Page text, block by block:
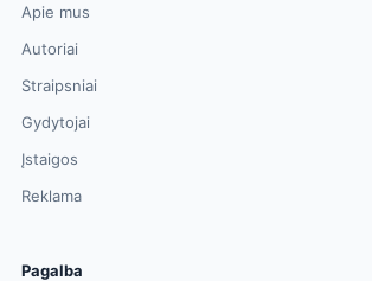
Apie mus
Autoriai
Straipsniai
Gydytojai
Įstaigos
Reklama
Pagalba